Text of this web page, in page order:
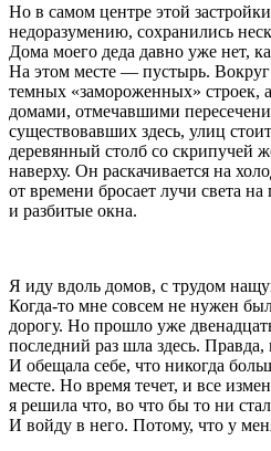
Но в самом центре этой
недоразумению, сохранились
Дома моего деда давно уже нет,
На этом месте — пустырь.
темных «замороженных» строек,
домами, отмечавшими
существовавших здесь, улиц
деревянный столб со скрипучей
наверху. Он раскачивается на
от времени бросает лучи света
и разбитые окна.
Я иду вдоль домов, с трудом
Когда-то мне совсем не нужен
дорогу. Но прошло уже
последний раз шла здесь. Правда,
И обещала себе, что никогда
месте. Но время течет, и все
я решила что, во что бы то ни
И войду в него. Потому, что у